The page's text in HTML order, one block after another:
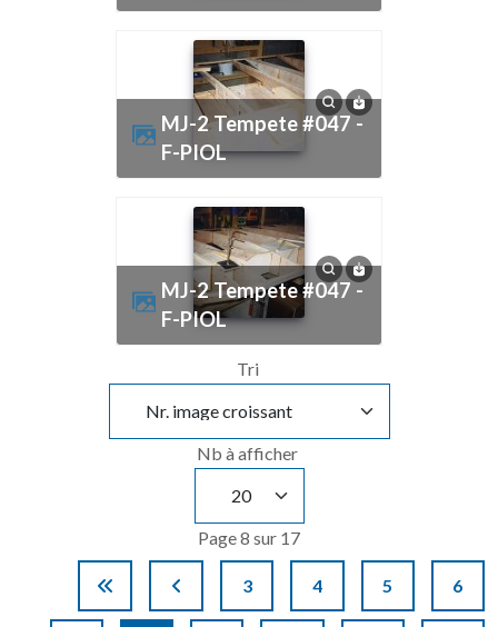
MJ-2 Tempete #047 -
F-PIOL
MJ-2 Tempete #047 -
F-PIOL
Tri
Nb à afficher
Page 8 sur 17
3 4 5 6